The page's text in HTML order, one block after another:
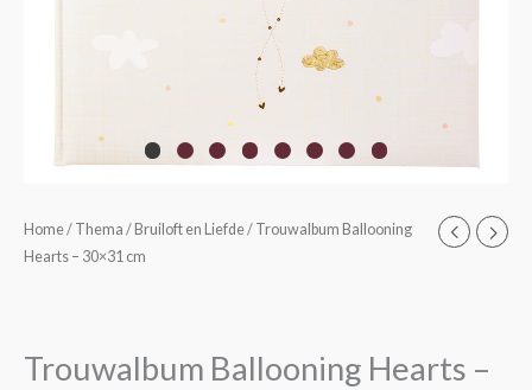
Home/ Thema / Bruiloft en Liefde/ Trouwalbum Ballooning
Hearts – 30×31 cm
Trouwalbum Ballooning Hearts –
Trouwalbum
Ballooning
cm